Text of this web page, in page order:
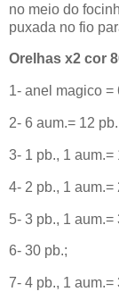
no meio do
puxada no fio
Orelhas x2 cor
1- anel magico =
2- 6 aum.= 12
3- 1 pb., 1 aum.=
4- 2 pb., 1 aum.=
5- 3 pb., 1 aum.=
6- 30 pb.;
7- 4 pb., 1 aum.=